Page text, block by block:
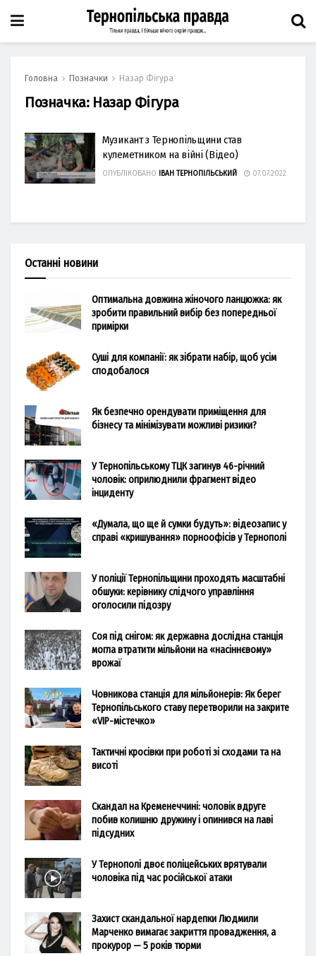
Головна Позначки Назар Фігура
Позначка: Назар Фігура
Музикант з Тернопільщини став
кулеметником на війні (Відео)
ОПУБЛІКОВАНО ІВАН ТЕРНОПІЛЬСЬКИЙ 07.07.2022
Останні новини
Оптимальна довжина жіночого ланцюжка: як
зробити правильний вибір без попередньої
примірки
Суші для компанії: як зібрати набір, щоб усім
сподобалося
Як безпечно орендувати приміщення для
бізнесу та мінімізувати можливі ризики?
У Тернопільському ТЦК загинув 46-річний
чоловік: оприлюднили фрагмент відео
інциденту
«Думала, що ще й сумки будуть»: відеозапис у
справі «кришування» порноофісів у Тернополі
У поліції Тернопільщини проходять масштабні
обшуки: керівнику слідчого управління
оголосили підозру
Соя під снігом: як державна дослідна станція
могла втратити мільйони на «насіннєвому»
врожаї
Човникова станція для мільйонерів: Як берег
Тернопільського ставу перетворили на закрите
«VIP-містечко»
Тактичні кросівки при роботі зі сходами та на
висоті
Скандал на Кременеччині: чоловік вдруге
побив колишню дружину і опинився на лаві
підсудних
У Тернополі двоє поліцейських врятували
чоловіка під час російської атаки
Захист скандальної нардепки Людмили
Марченко вимагає закриття провадження, а
прокурор — 5 років тюрми